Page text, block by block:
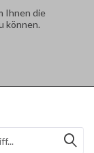
Ihnen die
können.